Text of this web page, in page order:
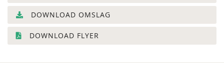
DOWNLOAD OMSLAG
DOWNLOAD FLYER